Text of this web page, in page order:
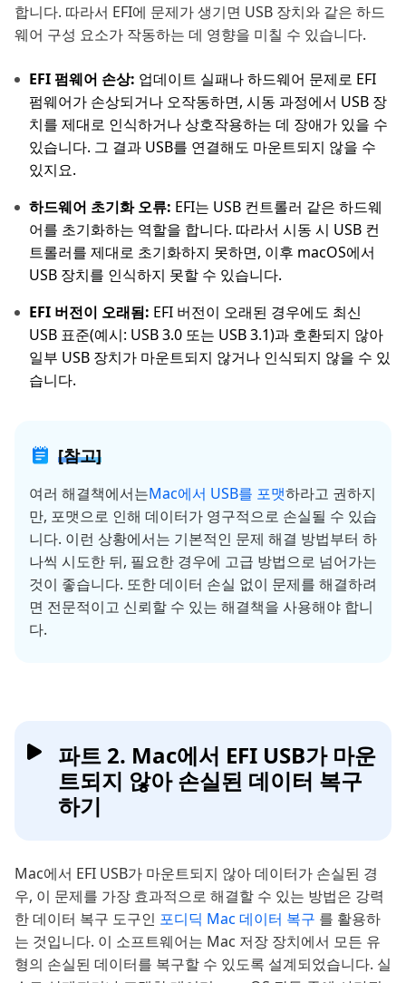
합니다. 따라서 EFI에 문제가 생기면 USB 장치와 같은 하드
웨어 구성 요소가 작동하는 데 영향을 미칠 수 있습니다.
EFI 펌웨어 손상: 업데이트 실패나 하드웨어 문제로 EFI
펌웨어가 손상되거나 오작동하면, 시동 과정에서 USB 장
치를 제대로 인식하거나 상호작용하는 데 장애가 있을 수
있습니다. 그 결과 USB를 연결해도 마운트되지 않을 수
있지요.
하드웨어 초기화 오류: EFI는 USB 컨트롤러 같은 하드웨
어를 초기화하는 역할을 합니다. 따라서 시동 시 USB 컨
트롤러를 제대로 초기화하지 못하면, 이후 macOS에서
USB 장치를 인식하지 못할 수 있습니다.
EFI 버전이 오래됨: EFI 버전이 오래된 경우에도 최신
USB 표준(예시: USB 3.0 또는 USB 3.1)과 호환되지 않아
일부 USB 장치가 마운트되지 않거나 인식되지 않을 수 있
습니다.
[참고]
여러 해결책에서는Mac에서 USB를 포맷하라고 권하지
만, 포맷으로 인해 데이터가 영구적으로 손실될 수 있습
니다. 이런 상황에서는 기본적인 문제 해결 방법부터 하
나씩 시도한 뒤, 필요한 경우에 고급 방법으로 넘어가는
것이 좋습니다. 또한 데이터 손실 없이 문제를 해결하려
면 전문적이고 신뢰할 수 있는 해결책을 사용해야 합니
다.
파트 2. Mac에서 EFI USB가 마운
트되지 않아 손실된 데이터 복구
하기
Mac에서 EFI USB가 마운트되지 않아 데이터가 손실된 경
우, 이 문제를 가장 효과적으로 해결할 수 있는 방법은 강력
한 데이터 복구 도구인 포디딕 Mac 데이터 복구 를 활용하
는 것입니다. 이 소프트웨어는 Mac 저장 장치에서 모든 유
형의 손실된 데이터를 복구할 수 있도록 설계되었습니다. 실